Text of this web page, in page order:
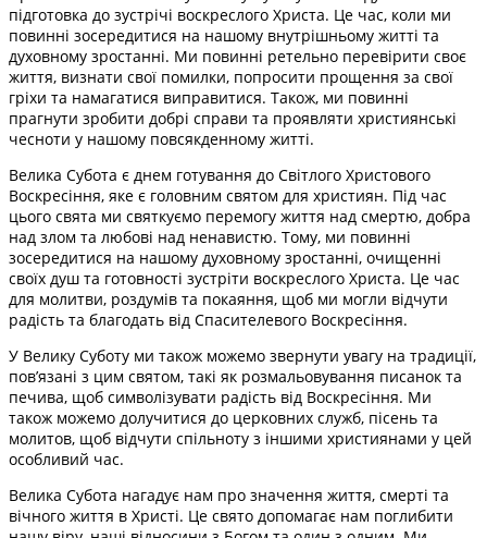
підготовка до зустрічі воскреслого Христа. Це час, коли ми
повинні зосередитися на нашому внутрішньому житті та
духовному зростанні. Ми повинні ретельно перевірити своє
життя, визнати свої помилки, попросити прощення за свої
гріхи та намагатися виправитися. Також, ми повинні
прагнути зробити добрі справи та проявляти християнські
чесноти у нашому повсякденному житті.
Велика Субота є днем готування до Світлого Христового
Воскресіння, яке є головним святом для християн. Під час
цього свята ми святкуємо перемогу життя над смертю, добра
над злом та любові над ненавистю. Тому, ми повинні
зосередитися на нашому духовному зростанні, очищенні
своїх душ та готовності зустріти воскреслого Христа. Це час
для молитви, роздумів та покаяння, щоб ми могли відчути
радість та благодать від Спасителевого Воскресіння.
У Велику Суботу ми також можемо звернути увагу на традиції,
пов’язані з цим святом, такі як розмальовування писанок та
печива, щоб символізувати радість від Воскресіння. Ми
також можемо долучитися до церковних служб, пісень та
молитов, щоб відчути спільноту з іншими християнами у цей
особливий час.
Велика Субота нагадує нам про значення життя, смерті та
вічного життя в Христі. Це свято допомагає нам поглибити